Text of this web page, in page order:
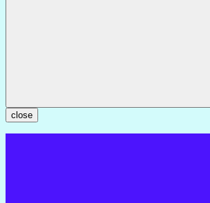
close